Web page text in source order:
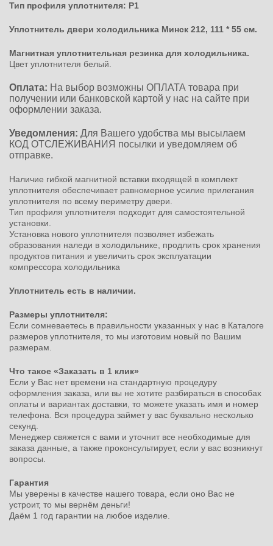
Тип профиля уплотнителя: P1
Уплотнитель двери холодильника Минск 212, 111 * 55 см.
Магнитная уплотнительная резинка для холодильника.
Цвет уплотнителя белый.
Оплата: На выбор возможны ОПЛАТА товара при
получении или банковской картой у нас на сайте при
оформлении заказа.
Уведомления: Для Вашего удобства мы высылаем
КОД ОТСЛЕЖИВАНИЯ посылки и уведомляем об
отправке.
Наличие гибкой магнитной вставки входящей в комплект
уплотнителя обеспечивает равномерное усилие прилегания
уплотнителя по всему периметру двери.
Тип профиля уплотнителя подходит для самостоятельной
установки.
Установка нового уплотнителя позволяет избежать
образования наледи в холодильнике, продлить срок хранения
продуктов питания и увеличить срок эксплуатации
компрессора холодильника
Уплотнитель есть в наличии.
Размеры уплотнителя:
Если сомневаетесь в правильности указанных у нас в Каталоге
размеров уплотнителя, то мы изготовим новый по Вашим
размерам.
Что такое «Заказать в 1 клик»
Если у Вас нет времени на стандартную процедуру
оформления заказа, или вы не хотите разбираться в способах
оплаты и вариантах доставки, то можете указать имя и номер
телефона. Вся процедура займет у вас буквально несколько
секунд.
Менеджер свяжется с вами и уточнит все необходимые для
заказа данные, а также проконсультирует, если у вас возникнут
вопросы.
Гарантия
Мы уверены в качестве нашего товара, если оно Вас не
устроит, то мы вернём деньги!
Даём 1 год гарантии на любое изделие.